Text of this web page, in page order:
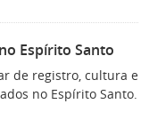
Espírito Santo
de registro, cultura e
no Espírito Santo.